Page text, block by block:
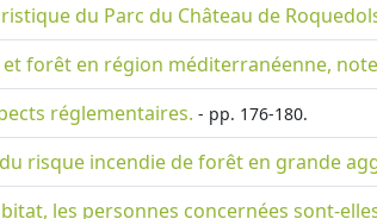
du Parc du Château de
forêt en région méditerranéenne,
réglementaires. - pp. 176-180.
risque incendie de forêt en grande
les personnes concernées sont-